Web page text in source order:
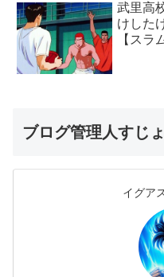
武里高
けした
【スラ
ブログ管理人すじ
イグア